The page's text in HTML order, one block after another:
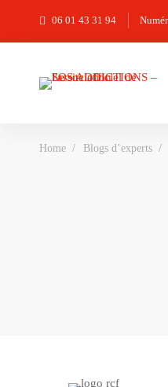
06 01 43 31 94
Home Blogs d’experts